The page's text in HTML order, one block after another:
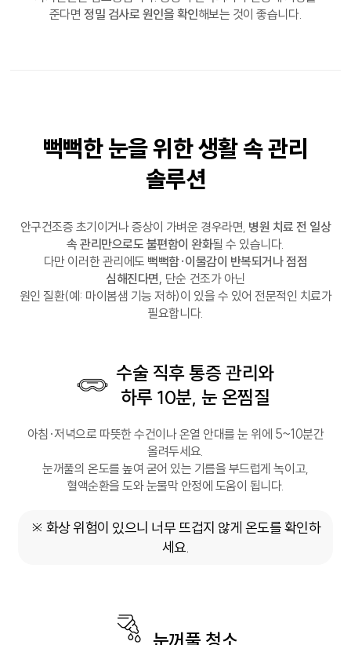
준다면정밀 검사로 원인을 확인해보는 것이 좋습니다.
뻑뻑한 눈을 위한생활 속 관리
솔루션
안구건조증 초기이거나 증상이 가벼운 경우라면, 병원 치료 전 일상
속 관리만으로도 불편함이 완화될 수 있습니다.
다만 이러한 관리에도 뻑뻑함·이물감이 반복되거나 점점
심해진다면, 단순 건조가 아닌
원인 질환(예: 마이봄샘 기능 저하)이 있을 수 있어 전문적인 치료가
필요합니다.
수술 직후 통증 관리와
하루 10분, 눈 온찜질
아침·저녁으로 따뜻한 수건이나 온열 안대를 눈 위에 5~10분간
올려두세요.
눈꺼풀의 온도를 높여 굳어 있는 기름을 부드럽게 녹이고,
혈액순환을 도와 눈물막 안정에 도움이 됩니다.
※ 화상 위험이 있으니 너무 뜨겁지 않게 온도를 확인하
세요.
눈꺼풀 청소